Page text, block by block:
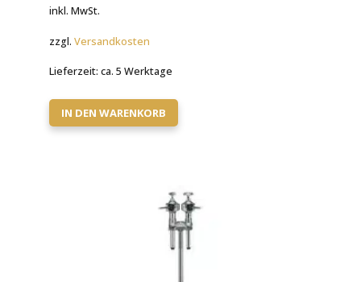
inkl. MwSt.
zzgl. Versandkosten
Lieferzeit: ca. 5 Werktage
IN DEN WARENKORB